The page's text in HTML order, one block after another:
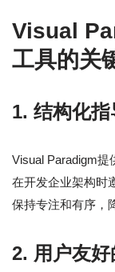
Visual
工具的关
1. 结构化指
Visual Paradigm提
在开发企业架构时
保持专注和有序，
2. 用户友